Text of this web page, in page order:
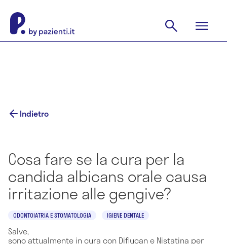
Indietro
Cosa fare se la cura per la
candida albicans orale causa
irritazione alle gengive?
ODONTOIATRIA E STOMATOLOGIA IGIENE DENTALE
Salve,
sono attualmente in cura con Diflucan e Nistatina per